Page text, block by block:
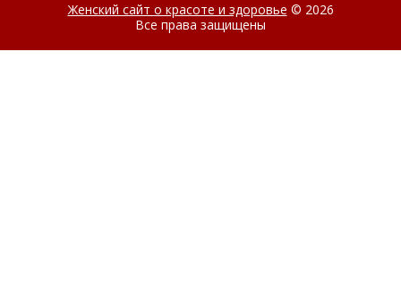
Женский сайт о красоте и здоровье © 2026
Все права защищены